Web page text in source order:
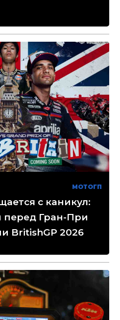
МОТОГП
с каникул:
перед Гран-При
BritishGP 2026